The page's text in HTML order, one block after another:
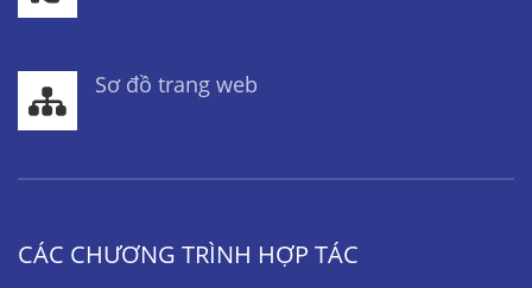
Sơ đồ trang web
CÁC CHƯƠNG TRÌNH HỢP TÁC